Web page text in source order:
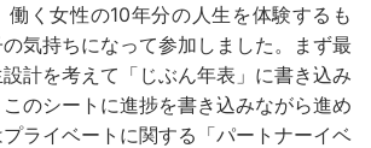
働く女性の10年分の人生を体験するも
気持ちになって参加しました。まず最
計を考えて「じぶん年表」に書き込み
のシートに進捗を書き込みながら進め
ライベートに関する「パートナーイベ